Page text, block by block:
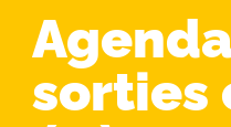
sorties